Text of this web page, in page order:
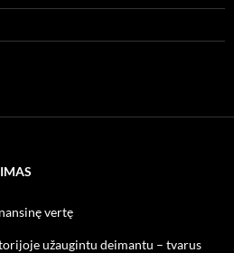
vertę
užaugintu deimantu – tvarus